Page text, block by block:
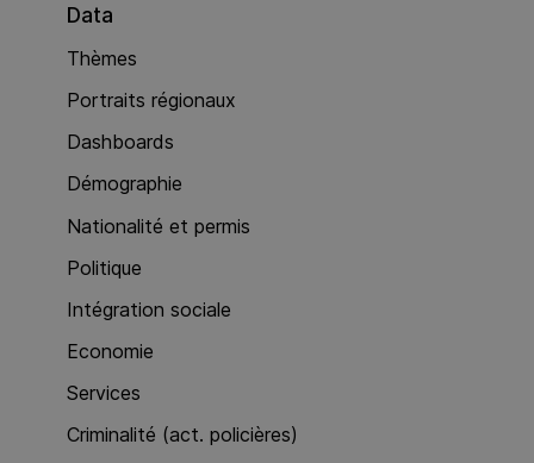
Data
Thèmes
Portraits régionaux
Dashboards
Démographie
Nationalité et permis
Politique
Intégration sociale
Economie
Services
Criminalité (act. policières)